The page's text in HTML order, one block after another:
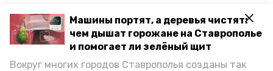
Машины портят, а деревья чистят:
чем дышат горожане на Ставрополье
и помогает ли зелёный щит
Вокруг многих городов Ставрополья созданы так